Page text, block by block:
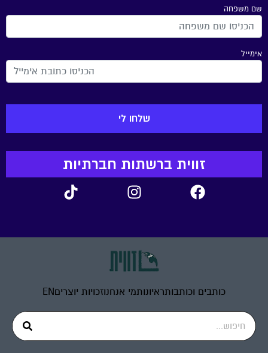
שם משפחה
אימייל
זווית ברשתות חברתיות
כותבים וכותבותראיונותמי אנחנוזכויות יוצריםEN